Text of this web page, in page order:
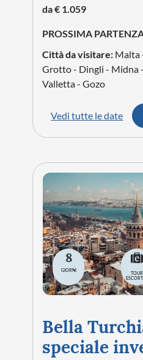
da € 1.059
PROSSIMA
Città da visitare: Malta
Grotto - Dingli - Midna
Valletta - Gozo
Vedi tutte le date
8
GIORNI
TOUR
Bella
speciale